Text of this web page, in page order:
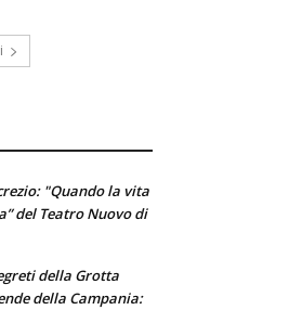
"Quando la vita
del Teatro Nuovo di
della Grotta
della Campania: